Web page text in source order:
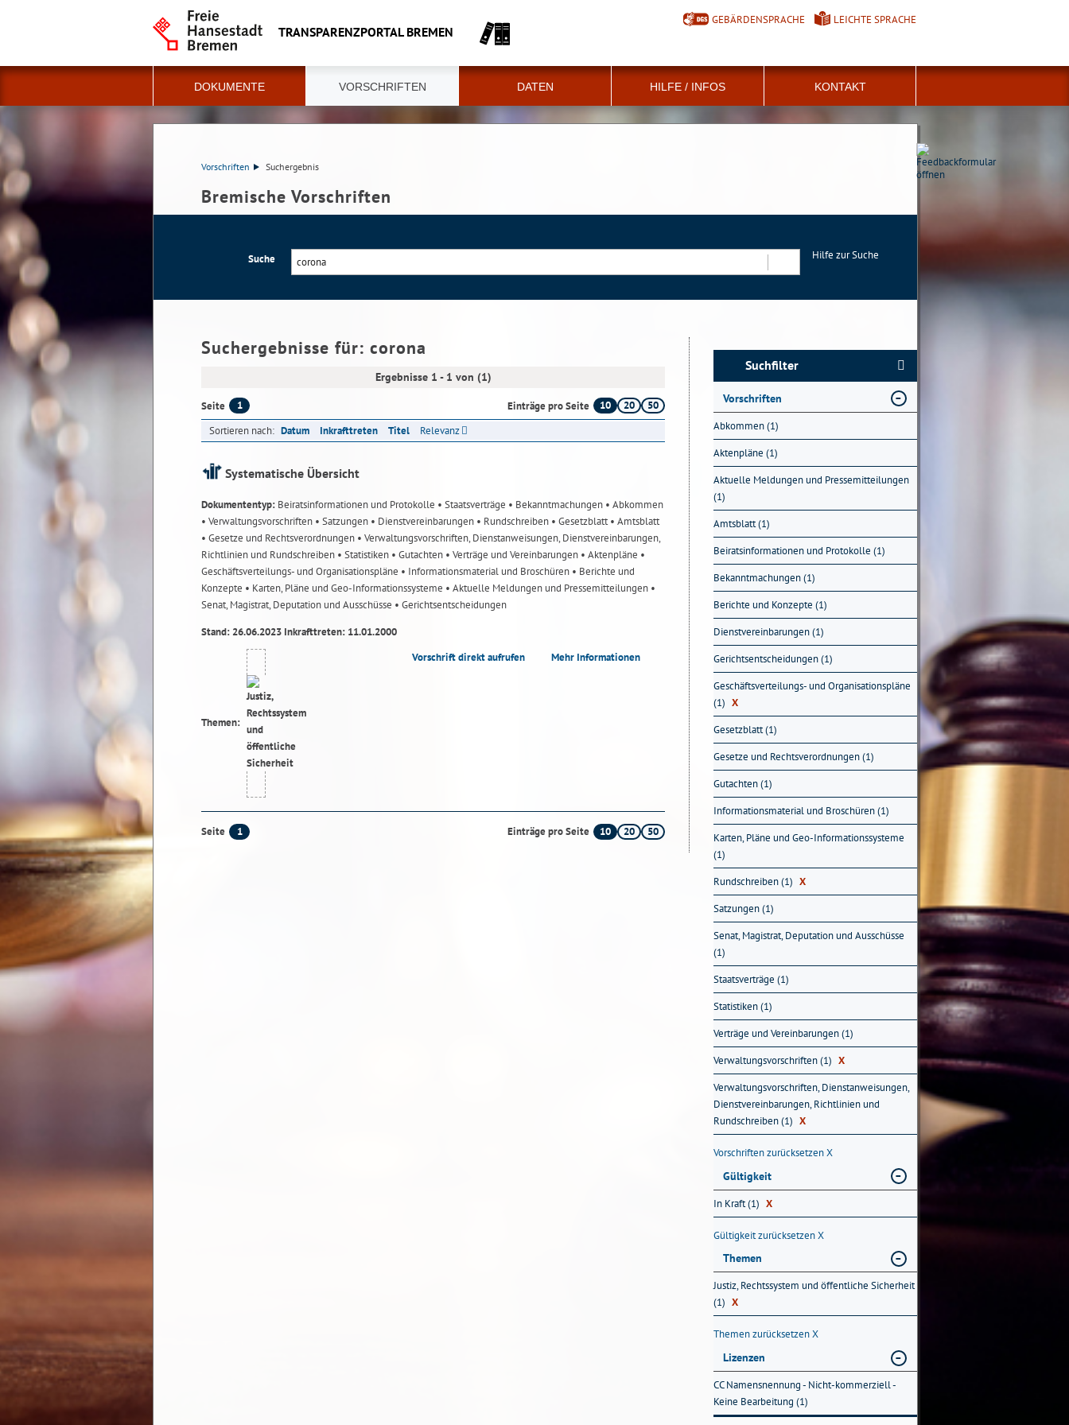
TRANSPARENZPORTAL BREMEN
GEBÄRDENSPRACHE LEICHTE SPRACHE
DOKUMENTE VORSCHRIFTEN DATEN HILFE / INFOS KONTAKT
Vorschriften Suchergebnis
Bremische Vorschriften
Suche
Hilfe zur Suche
Suchergebnisse für: corona
Ergebnisse 1 - 1 von (1)
Seite 1 Einträge pro Seite 10 20
50
Sortieren nach: Datum Inkrafttreten Titel Relevanz
Systematische Übersicht
Dokumententyp: Beiratsinformationen und Protokolle • Staatsverträge • Bekanntmachungen • Abkommen
• Verwaltungsvorschriften • Satzungen • Dienstvereinbarungen • Rundschreiben • Gesetzblatt• Amtsblatt
• Gesetze und Rechtsverordnungen • Verwaltungsvorschriften, Dienstanweisungen, Dienstvereinbarungen,
Richtlinien und Rundschreiben • Statistiken • Gutachten • Verträge und Vereinbarungen • Aktenpläne •
Geschäftsverteilungs- und Organisationspläne • Informationsmaterial und Broschüren • Berichte und
Konzepte • Karten, Pläne und Geo-Informationssysteme • Aktuelle Meldungen und Pressemitteilungen •
Senat, Magistrat, Deputation und Ausschüsse • Gerichtsentscheidungen
Stand: 26.06.2023 Inkrafttreten: 11.01.2000
Themen:
Vorschrift direkt aufrufen Mehr Informationen
Seite 1 Einträge pro Seite 10 20 50
Suchfilter
Vorschriften
Abkommen (1)
Aktenpläne (1)
Aktuelle Meldungen und Pressemitteilungen
(1)
Amtsblatt (1)
Beiratsinformationen und Protokolle (1)
Bekanntmachungen (1)
Berichte und Konzepte (1)
Dienstvereinbarungen (1)
Gerichtsentscheidungen (1)
Geschäftsverteilungs- und Organisationspläne
(1) X
Gesetzblatt (1)
Gesetze und Rechtsverordnungen (1)
Gutachten (1)
Informationsmaterial und Broschüren (1)
Karten, Pläne und Geo-Informationssysteme
(1)
Rundschreiben (1) X
Satzungen (1)
Senat, Magistrat, Deputation und Ausschüsse
(1)
Staatsverträge (1)
Statistiken (1)
Verträge und Vereinbarungen (1)
Verwaltungsvorschriften (1) X
Verwaltungsvorschriften, Dienstanweisungen,
Dienstvereinbarungen, Richtlinien und
Rundschreiben (1) X
Vorschriften zurücksetzenX
Gültigkeit
In Kraft (1) X
Gültigkeit zurücksetzenX
Themen
Justiz, Rechtssystem und öffentliche Sicherheit
(1) X
Themen zurücksetzenX
Lizenzen
CC Namensnennung - Nicht-kommerziell -
Keine Bearbeitung (1)